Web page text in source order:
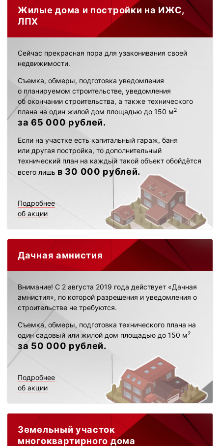
Жилые дома и постройки на ИЖС,
ЛПХ
Сейчас прекрасная пора для узаконивания своей
недвижимости.
Съемка, обмеры, подготовка уведомления
о планируемом строительстве, уведомления
об окончании строительства, а также технического
плана на один жилой дом площадью до 150 м2
за 65 000 рублей.
Если на участке есть капитальный гараж, баня
или другая постройка, то дополнительный
технический план на каждый такой объект обойдётся
всего лишь в 30 000 рублей.
Подробнее
об акции
Дачная амнистия
Внимание! С 2 августа 2019 года действует «Дачная
амнистия», по которой разрешения и уведомления о
строительстве не требуются.
Съемка, обмеры, подготовка технического плана на
один садовый или жилой дом площадью до 150 м2
за 50 000 рублей.
Подробнее
об акции
Земельный участок
многоквартирного дома